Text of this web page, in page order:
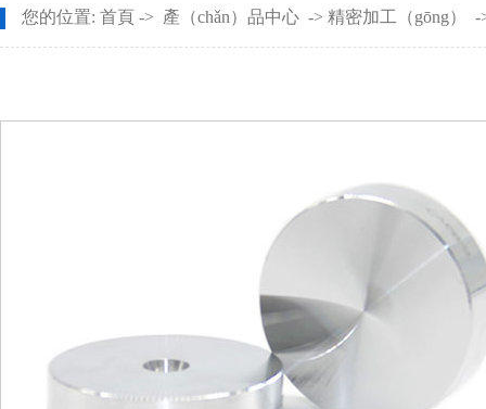
CNC長（zhǎng）軸加工
銅件CNC加工
螺母車床
銅件車床
銷軸車床
您的位置: 首頁 -> 產（chǎn）品中心 -> 精密加工（gōng） -